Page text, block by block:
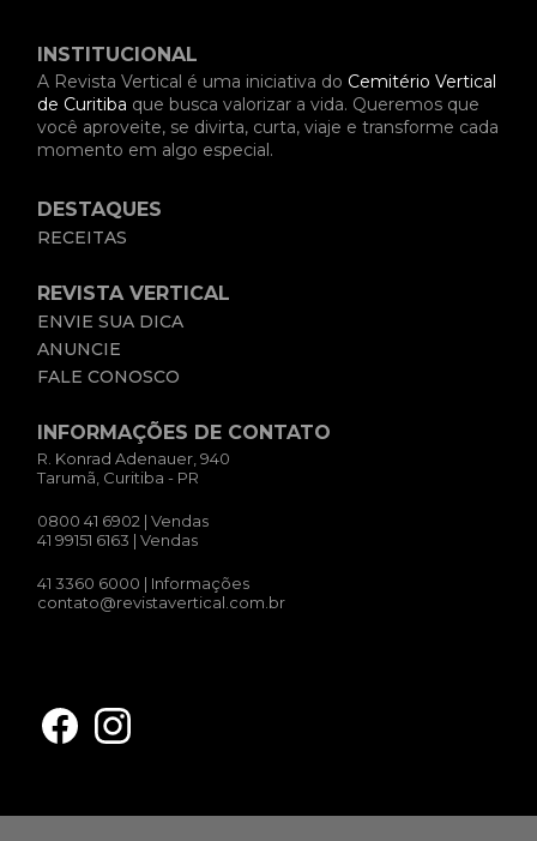
INSTITUCIONAL
A Revista Vertical é uma iniciativa do Cemitério Vertical
de Curitiba que busca valorizar a vida. Queremos que
você aproveite, se divirta, curta, viaje e transforme cada
momento em algo especial.
DESTAQUES
RECEITAS
REVISTA VERTICAL
ENVIE SUA DICA
ANUNCIE
FALE CONOSCO
INFORMAÇÕES DE CONTATO
R. Konrad Adenauer, 940
Tarumã, Curitiba - PR
0800 41 6902 | Vendas
41 99151 6163 | Vendas
41 3360 6000 | Informações
contato@revistavertical.com.br